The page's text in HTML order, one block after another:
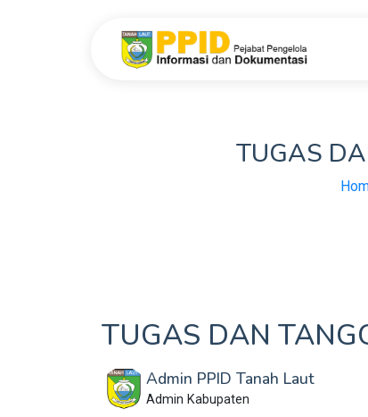
TUGAS
TUGAS DAN
Admin PPID Tanah Laut
Admin Kabupaten